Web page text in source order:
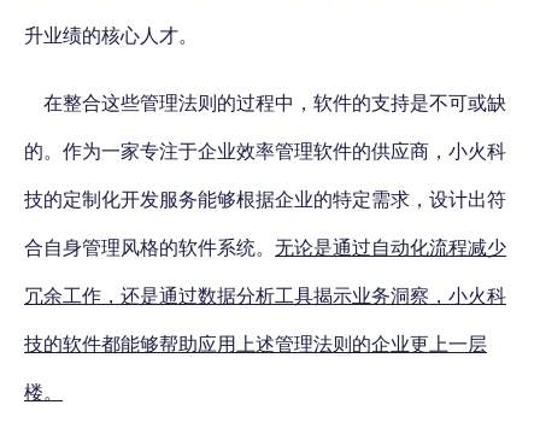
升业绩的核心人才。
在整合这些管理法则的过程中，软件的支持是不可或缺
的。作为一家专注于企业效率管理软件的供应商，小火科
技的定制化开发服务能够根据企业的特定需求，设计出符
合自身管理风格的软件系统。 无论是通过自动化流程减少
冗余工作，还是通过数据分析工具揭示业务洞察，小火科
技的软件都能够帮助应用上述管理法则的企业更上一层
楼。